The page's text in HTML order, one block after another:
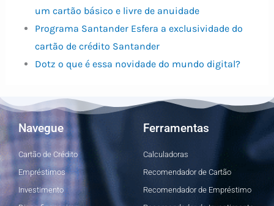
um cartão básico e livre de anuidade
Programa Santander Esfera a exclusividade do
cartão de crédito Santander
Dotz o que é essa novidade do mundo digital?
Navegue
Cartão de Crédito
Empréstimos
Investimento
Ferramentas
Calculadoras
Recomendador de Cartão
Recomendador de Empréstimo